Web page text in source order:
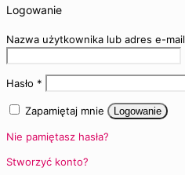
Logowanie
Nazwa użytkownika lub adres e-mail
Hasło *
Zapamiętaj mnie Logowanie
Nie pamiętasz hasła?
Stworzyć konto?